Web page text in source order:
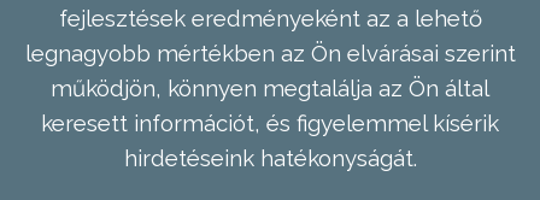
fejlesztések eredményeként az a lehető
legnagyobb mértékben az Ön elvárásai szerint
működjön, könnyen megtalálja az Ön által
keresett információt, és figyelemmel kísérik
hirdetéseink hatékonyságát.